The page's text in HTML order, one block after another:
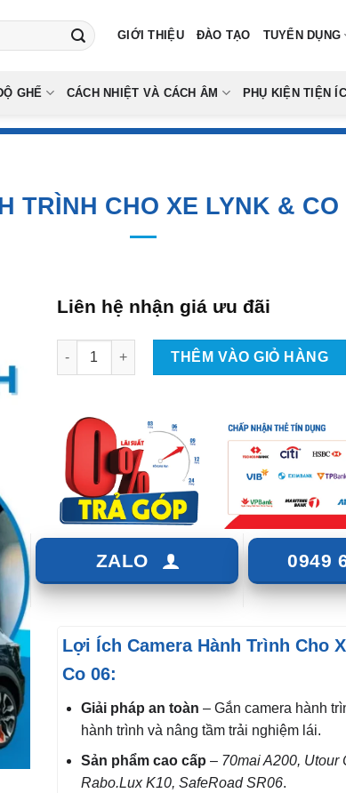
GIỚI THIỆU ĐÀO TẠO TUYỂN DỤNG
GHẾ CÁCH NHIỆT VÀ CÁCH ÂM PHỤ KIỆN TIỆN
TRÌNH CHO XE LYNK & CO
Liên hệ nhận giá ưu đãi
Gắn Camera Hành Trình Cho Xe Lynk & Co 06
THÊM VÀO GIỎ HÀNG
ZALO 0949
Lợi Ích Camera Hành Trình Cho
Co 06:
Giải pháp an toàn – Gắn camera hành
hành trình và nâng tầm trải nghiệm lái.
Sản phẩm cao cấp – 70mai A200, Utour
Rabo.Lux K10, SafeRoad SR06.